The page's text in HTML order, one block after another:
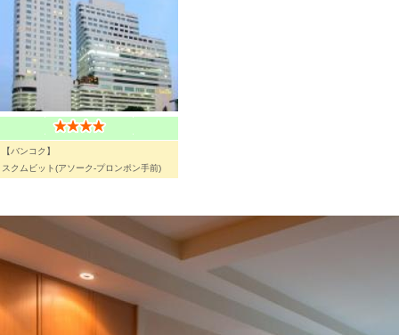
【バンコク】
スクムビット(アソーク-プロンポン手前)